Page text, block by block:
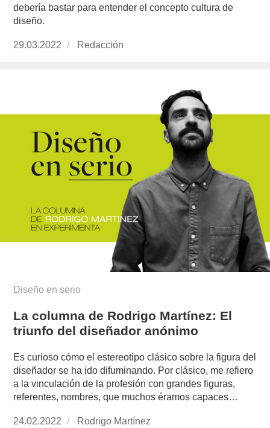
debería bastar para entender el concepto cultura de
diseño.
Publicado
29.03.2022 https://www.experimenta.es/author/redaccion/
Redacción
Diseño en serio
La columna de Rodrigo Martínez: El
triunfo del diseñador anónimo
Es curioso cómo el estereotipo clásico sobre la figura del
diseñador se ha ido difuminando. Por clásico, me refiero
a la vinculación de la profesión con grandes figuras,
referentes, nombres, que muchos éramos capaces…
Publicado
24.02.2022
https://www.experimenta.es/author/rodrigo-
Rodrigo Martínez